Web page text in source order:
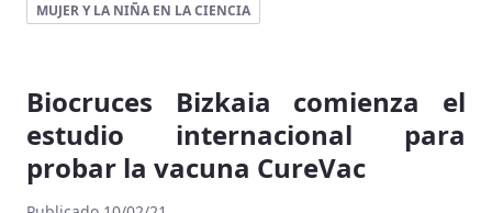
MUJER Y LA NIÑA EN LA CIENCIA
Biocruces Bizkaia comienza el
estudio internacional para
probar la vacuna CureVac